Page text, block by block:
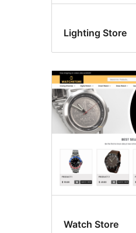
Lighting Store
Watch Store